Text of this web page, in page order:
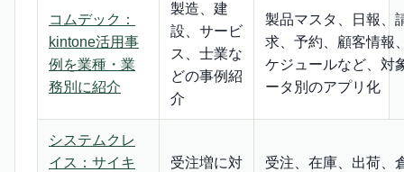
コムデック：
kintone活用事
例を業種・業
務別に紹介
製造、建
設、サービ
ス、士業な
どの事例紹
介
製品マスタ、日報、
求、予約、顧客情報
ケジュールなど、対
ータ別のアプリ化
システムクレ
イス：サイキ
受注増に対
受注、在庫、出荷、